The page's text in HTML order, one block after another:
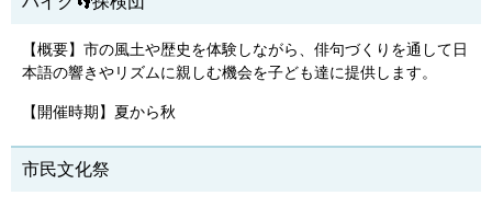
【概要】市の風土や歴史を体験しながら、俳句づくりを通して日
本語の響きやリズムに親しむ機会を子ども達に提供します。
【開催時期】夏から秋
市民文化祭